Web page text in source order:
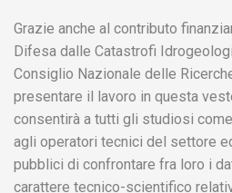
Grazie anche al contributo
Difesa dalle Catastrofi
Consiglio Nazionale delle
presentare il lavoro in questa
consentirà a tutti gli studiosi
agli operatori tecnici del settore
pubblici di confrontare fra loro i
carattere tecnico-scientifico